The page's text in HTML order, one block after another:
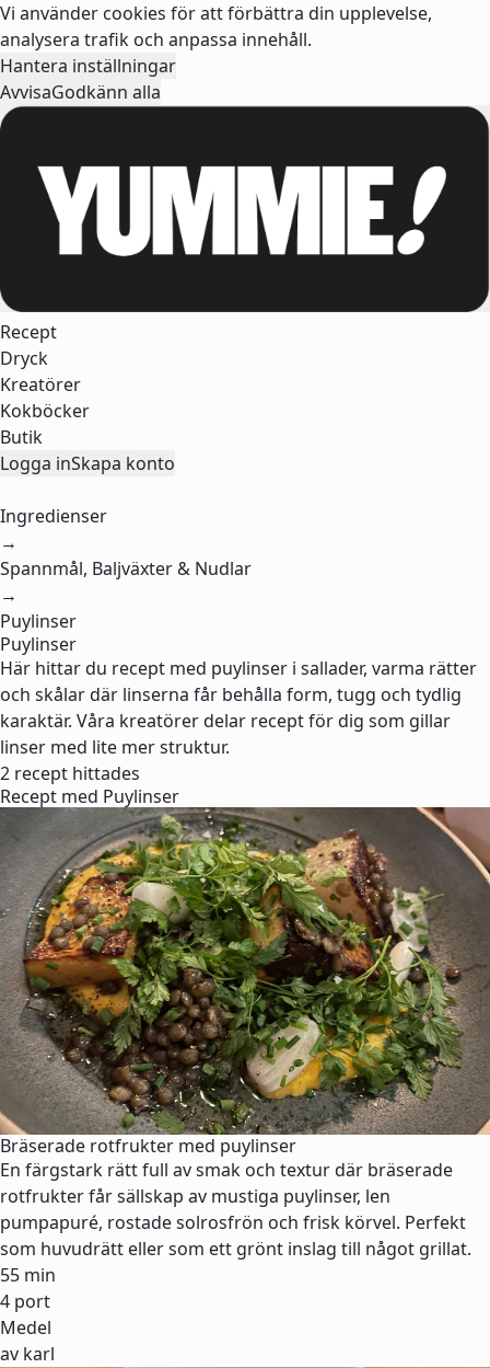
Vi använder cookies för att förbättra din upplevelse,
analysera trafik och anpassa innehåll.
Hantera inställningar
AvvisaGodkänn alla
Recept
Dryck
Kreatörer
Kokböcker
Butik
Logga inSkapa konto
Ingredienser
→
Spannmål, Baljväxter & Nudlar
→
Puylinser
Puylinser
Här hittar du recept med puylinser i sallader, varma rätter
och skålar där linserna får behålla form, tugg och tydlig
karaktär. Våra kreatörer delar recept för dig som gillar
linser med lite mer struktur.
2 recept hittades
Recept med Puylinser
Bräserade rotfrukter med puylinser
En färgstark rätt full av smak och textur där bräserade
rotfrukter får sällskap av mustiga puylinser, len
pumpapuré, rostade solrosfrön och frisk körvel. Perfekt
som huvudrätt eller som ett grönt inslag till något grillat.
55 min
4 port
Medel
av karl